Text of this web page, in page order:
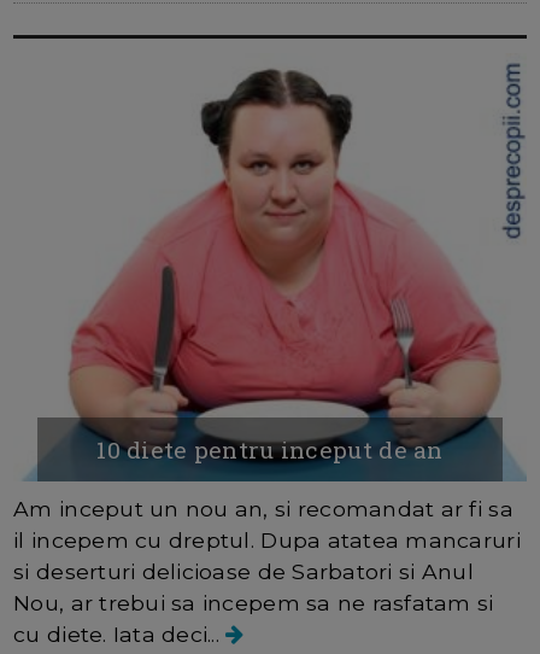
10 diete pentru inceput de an
Am inceput un nou an, si recomandat ar fi sa
il incepem cu dreptul. Dupa atatea mancaruri
si deserturi delicioase de Sarbatori si Anul
Nou, ar trebui sa incepem sa ne rasfatam si
cu diete. Iata deci...